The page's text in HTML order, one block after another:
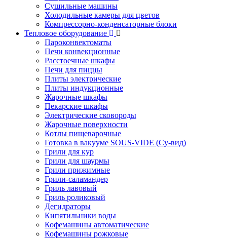
Сушильные машины
Холодильные камеры для цветов
Компрессорно-конденсаторные блоки
Тепловое оборудование
Пароконвектоматы
Печи конвекционные
Расстоечные шкафы
Печи для пиццы
Плиты электрические
Плиты индукционные
Жарочные шкафы
Пекарские шкафы
Электрические сковороды
Жарочные поверхности
Котлы пищеварочные
Готовка в вакууме SOUS-VIDE (Су-вид)
Грили для кур
Грили для шаурмы
Грили прижимные
Грили-саламандер
Гриль лавовый
Гриль роликовый
Дегидраторы
Кипятильники воды
Кофемашины автоматические
Кофемашины рожковые